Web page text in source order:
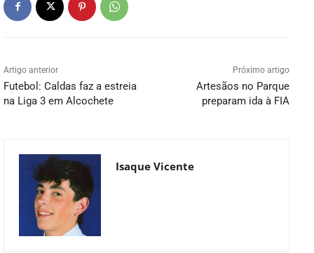
Artigo anterior
Futebol: Caldas faz a estreia
na Liga 3 em Alcochete
Próximo artigo
Artesãos no Parque
preparam ida à FIA
Isaque Vicente